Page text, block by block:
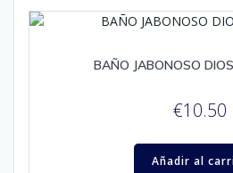
BAÑO JABONOSO
€10.50
Añadir al